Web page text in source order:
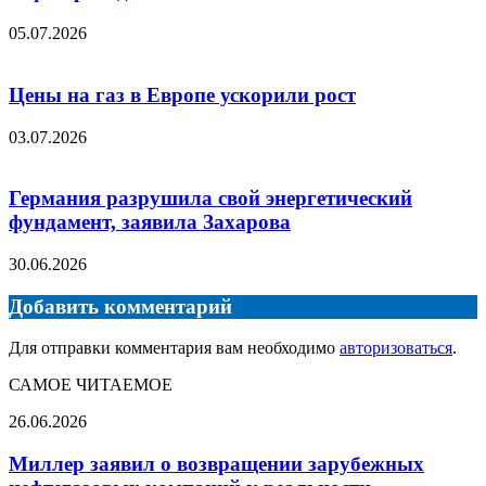
05.07.2026
Цены на газ в Европе ускорили рост
03.07.2026
Германия разрушила свой энергетический
фундамент, заявила Захарова
30.06.2026
Добавить комментарий
Для отправки комментария вам необходимо авторизоваться.
САМОЕ ЧИТАЕМОЕ
Миллер
о
возвращении
26.06.2026
Миллер заявил о возвращении зарубежных